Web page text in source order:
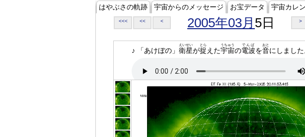
はやぶさの軌跡 宇宙からのメッセージ お宝データ 宇宙カレ
<<< << < 2005年03月 5日 >
♪ 「あけぼの」 衛星
えいせい
が捉
とら
えた宇宙
うちゅう
の電波
でんぱ
を音
おと
にしました